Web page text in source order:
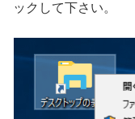
ックして下さい。